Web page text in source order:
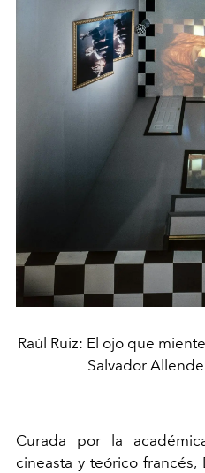
Raúl Ruiz: El ojo que
Salvador
Curada por la
cineasta y teórico francés,